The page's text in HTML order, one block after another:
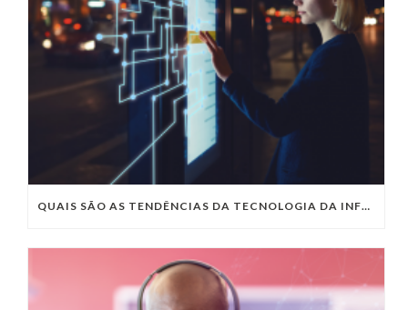
QUAIS SÃO AS TENDÊNCIAS DA TECNOLOGIA DA INFORMAÇÃO PARA 2023?